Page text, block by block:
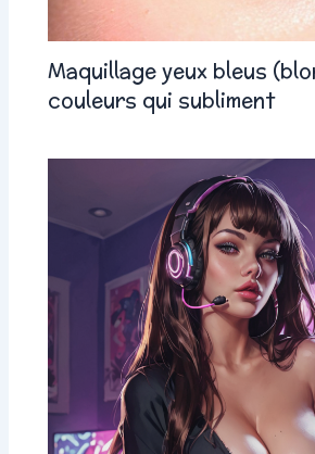
Maquillage yeux bleus
couleurs qui subliment